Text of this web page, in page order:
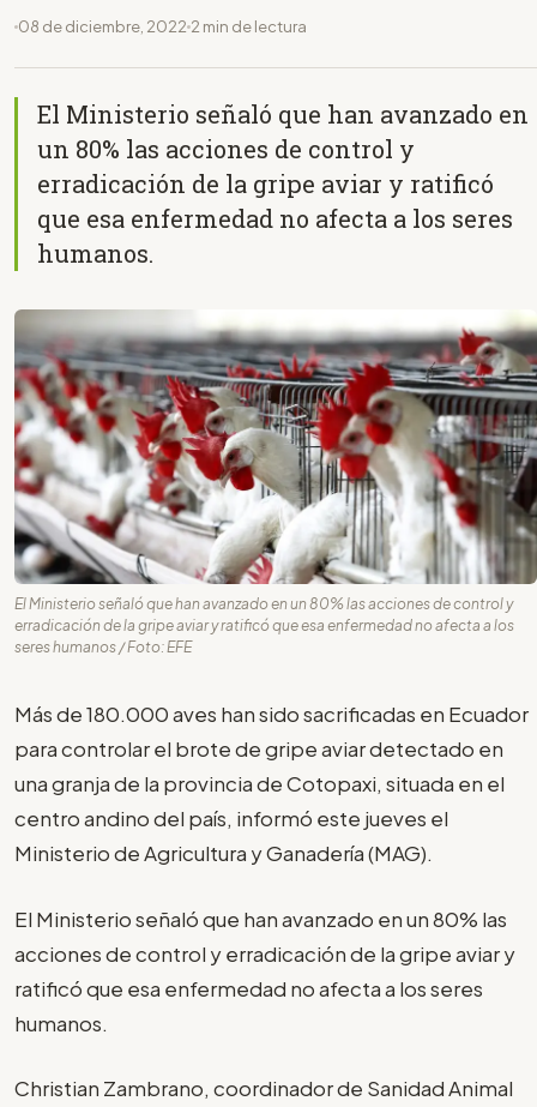
08 de diciembre, 2022 2 min de lectura
El Ministerio señaló que han avanzado en
un 80% las acciones de control y
erradicación de la gripe aviar y ratificó
que esa enfermedad no afecta a los seres
humanos.
El Ministerio señaló que han avanzado en un 80% las acciones de control y
erradicación de la gripe aviar y ratificó que esa enfermedad no afecta a los
seres humanos / Foto: EFE
Más de 180.000 aves han sido sacrificadas en Ecuador
para controlar el brote de gripe aviar detectado en
una granja de la provincia de Cotopaxi, situada en el
centro andino del país, informó este jueves el
Ministerio de Agricultura y Ganadería (MAG).
El Ministerio señaló que han avanzado en un 80% las
acciones de control y erradicación de la gripe aviar y
ratificó que esa enfermedad no afecta a los seres
humanos.
Christian Zambrano, coordinador de Sanidad Animal